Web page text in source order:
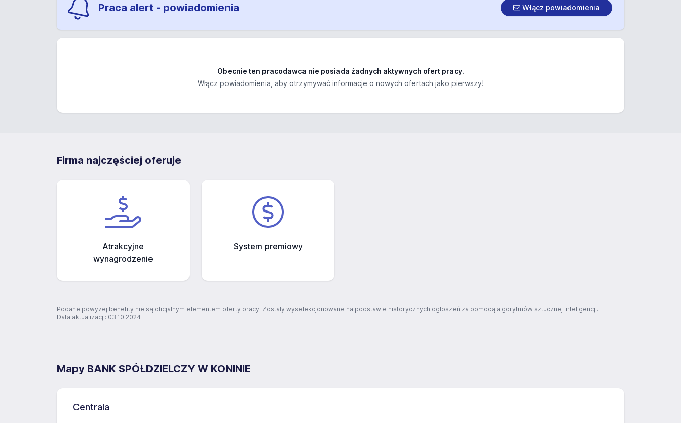
Praca alert - powiadomienia Włącz powiadomienia
Obecnie ten pracodawca nie posiada żadnych aktywnych ofert pracy.
Włącz powiadomienia, aby otrzymywać informacje o nowych ofertach jako pierwszy!
Firma najczęściej oferuje
Atrakcyjne
wynagrodzenie
System premiowy
Podane powyżej benefity nie są oficjalnym elementem oferty pracy. Zostały wyselekcjonowane na podstawie historycznych ogłoszeń za pomocą algorytmów sztucznej inteligencji.
Data aktualizacji: 03.10.2024
Mapy BANK SPÓŁDZIELCZY W KONINIE
Centrala